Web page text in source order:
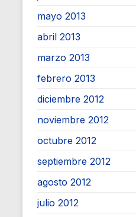
mayo 2013
abril 2013
marzo 2013
febrero 2013
diciembre 2012
noviembre 2012
octubre 2012
septiembre 2012
agosto 2012
julio 2012